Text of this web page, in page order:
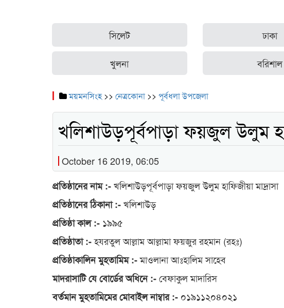
সিলেট ঢাকা
খুলনা বরিশাল
ময়মনসিংহ>> নেত্রকোনা>> পূর্বধলা উপজেলা
খলিশাউড়পূর্বপাড়া ফয়জুল উলুম
October 16 2019, 06:05
প্রতিষ্ঠানের নাম :-খলিশাউড়পূর্বপাড়া ফয়জুল উলুম হাফিজীয়া মাদ্রাসা
প্রতিষ্ঠানের ঠিকানা :-খলিশাউড়
প্রতিষ্ঠা কাল :- ১৯৯৫
প্রতিষ্ঠাতা :-হযরতুল আল্লাম আল্লামা ফয়জুর রহমান (রহঃ)
প্রতিষ্ঠাকালিন মুহতামিম :-মাওলানা আঃহালিম সাহেব
মাদরাসাটি যে বোর্ডের অধিনে :-বেফাকুল মাদারিস
বর্তমান মুহতামিমের মোবাইল নাম্বার :- ০১৯১১২০৪০২১